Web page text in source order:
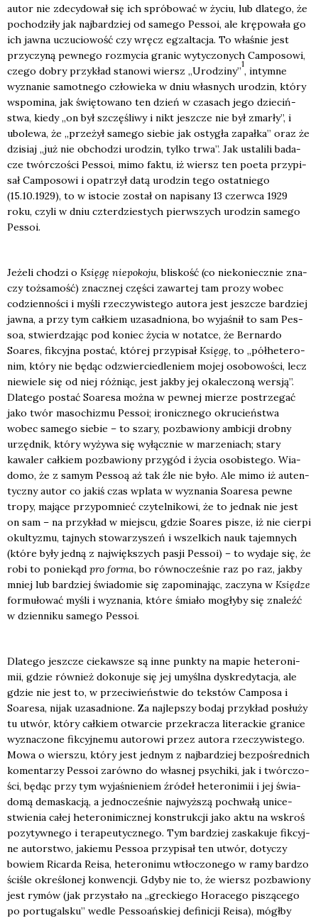
autor nie zde­cy­do­wał się ich spró­bo­wać w życiu, lub dla­te­go, że
pocho­dzi­ły jak naj­bar­dziej od same­go Pes­soi, ale krę­po­wa­ła go
ich jaw­na uczu­cio­wość czy wręcz egzal­ta­cja. To wła­śnie jest
przy­czy­ną pew­ne­go roz­my­cia gra­nic wyty­czo­nych Cam­po­so­wi,
cze­go dobry przy­kład sta­no­wi wiersz „Uro­dzi­ny”
1
, intym­ne
wyzna­nie samot­ne­go czło­wie­ka w dniu wła­snych uro­dzin, któ­ry
wspo­mi­na, jak świę­to­wa­no ten dzień w cza­sach jego dzie­ciń­
stwa, kie­dy „on był szczę­śli­wy i nikt jesz­cze nie był zmar­ły”, i
ubo­le­wa, że „prze­żył same­go sie­bie jak osty­gła zapał­ka” oraz że
dzi­siaj „już nie obcho­dzi uro­dzin, tyl­ko trwa”. Jak usta­li­li bada­
cze twór­czo­ści Pes­soi, mimo fak­tu, iż wiersz ten poeta przy­pi­
sał Cam­po­so­wi i opa­trzył datą uro­dzin tego ostat­nie­go
(15.10.1929), to w isto­cie został on napi­sa­ny 13 czerw­ca 1929
roku, czy­li w dniu czter­dzie­stych pierw­szych uro­dzin same­go
Pes­soi.
Jeże­li cho­dzi o Księ­gę nie­po­ko­ju, bli­skość (co nie­ko­niecz­nie zna­
czy toż­sa­mość) znacz­nej czę­ści zawar­tej tam pro­zy wobec
codzien­no­ści i myśli rze­czy­wi­ste­go auto­ra jest jesz­cze bar­dziej
jaw­na, a przy tym cał­kiem uza­sad­nio­na, bo wyja­śnił to sam Pes­
soa, stwier­dza­jąc pod koniec życia w notat­ce, że Ber­nar­do
Soares, fik­cyj­na postać, któ­rej przy­pi­sałKsię­gę, to „pół­he­te­ro­
nim, któ­ry nie będąc odzwier­cie­dle­niem mojej oso­bo­wo­ści, lecz
nie­wie­le się od niej róż­niąc, jest jak­by jej oka­le­czo­ną wer­sją”.
Dla­te­go postać Soare­sa moż­na w pew­nej mie­rze postrze­gać
jako twór maso­chi­zmu Pes­soi; iro­nicz­ne­go okru­cień­stwa
wobec same­go sie­bie – to sza­ry, pozba­wio­ny ambi­cji drob­ny
urzęd­nik, któ­ry wyży­wa się wyłącz­nie w marze­niach; sta­ry
kawa­ler cał­kiem pozba­wio­ny przy­gód i życia oso­bi­ste­go. Wia­
do­mo, że z samym Pes­soą aż tak źle nie było. Ale mimo iż auten­
tycz­ny autor co jakiś czas wpla­ta w wyzna­nia Soare­sa pew­ne
tro­py, mają­ce przy­po­mnieć czy­tel­ni­ko­wi, że to jed­nak nie jest
on sam – na przy­kład w miej­scu, gdzie Soares pisze, iż nie cier­pi
okul­ty­zmu, taj­nych sto­wa­rzy­szeń i wszel­kich nauk tajem­nych
(któ­re były jed­ną z naj­więk­szych pasji Pes­soi) – to wyda­je się, że
robi to ponie­kąd pro for­ma, bo rów­no­cze­śnie raz po raz, jak­by
mniej lub bar­dziej świa­do­mie się zapo­mi­na­jąc, zaczy­na w Księ­dze
for­mu­ło­wać myśli i wyzna­nia, któ­re śmia­ło mogły­by się zna­leźć
w dzien­ni­ku same­go Pes­soi.
Dla­te­go jesz­cze cie­kaw­sze są inne punk­ty na mapie hete­ro­ni­
mii, gdzie rów­nież doko­nu­je się jej umyśl­na dys­kre­dy­ta­cja, ale
gdzie nie jest to, w prze­ci­wień­stwie do tek­stów Cam­po­sa i
Soare­sa, nijak uza­sad­nio­ne. Za naj­lep­szy bodaj przy­kład posłu­ży
tu utwór, któ­ry cał­kiem otwar­cie prze­kra­cza lite­rac­kie gra­ni­ce
wyzna­czo­ne fik­cyj­ne­mu auto­ro­wi przez auto­ra rze­czy­wi­ste­go.
Mowa o wier­szu, któ­ry jest jed­nym z naj­bar­dziej bez­po­śred­nich
komen­ta­rzy Pes­soi zarów­no do wła­snej psy­chi­ki, jak i twór­czo­
ści, będąc przy tym wyja­śnie­niem źró­deł hete­ro­ni­mii i jej świa­
do­mą dema­ska­cją, a jed­no­cze­śnie naj­wyż­szą pochwa­łą uni­ce­
stwie­nia całej hete­ro­ni­micz­nej kon­struk­cji jako aktu na wskroś
pozy­tyw­ne­go i tera­peu­tycz­ne­go. Tym bar­dziej zaska­ku­je fik­cyj­
ne autor­stwo, jakie­mu Pes­soa przy­pi­sał ten utwór, doty­czy
bowiem Ricar­da Reisa, hete­ro­ni­mu wtło­czo­ne­go w ramy bar­dzo
ści­śle okre­ślo­nej kon­wen­cji. Gdy­by nie to, że wiersz pozba­wio­ny
jest rymów (jak przy­sta­ło na „grec­kie­go Hora­ce­go piszą­ce­go
po por­tu­gal­sku” wedle Pes­so­ań­skiej defi­ni­cji Reisa), mógł­by